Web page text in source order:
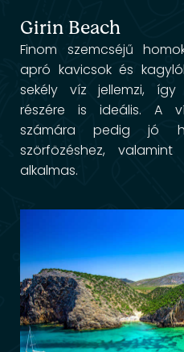
Girin Beach
Finom szemcséjű
apró kavicsok és
sekély víz jellemzi, így
részére is ideális. A
számára pedig jó
szörfözéshez,
alkalmas.